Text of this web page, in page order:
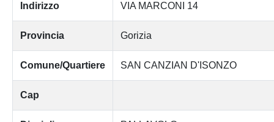
Indirizzo VIA MARCONI 14
Provincia Gorizia
Comune/Quartiere SAN CANZIAN D'ISONZO
Cap